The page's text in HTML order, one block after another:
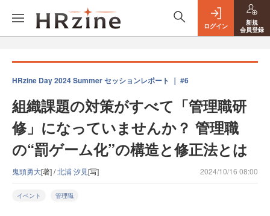
ログイン
新規
会員登録
HRzine Day 2024 Summer セッションレポート ｜ #6
組織課題の対策がすべて「管理職研
修」になっていませんか？ 管理職
の“罰ゲーム化”の構造と修正法とは
鬼頭勇大[著] /北浦 汐見[写] 2024/10/16 08:00
イベント 管理職